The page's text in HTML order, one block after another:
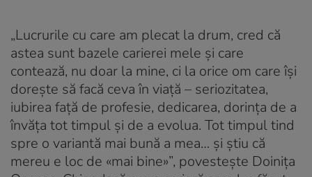
„Lucrurile cu care am plecat la drum, cred că
astea sunt bazele carierei mele și care
contează, nu doar la mine, ci la orice om care își
dorește să facă ceva în viață – seriozitatea,
iubirea față de profesie, dedicarea, dorința de a
învăța tot timpul și de a evolua. Tot timpul tind
spre o variantă mai bună a mea… și știu că
mereu e loc de «mai bine»”, povestește Doinița